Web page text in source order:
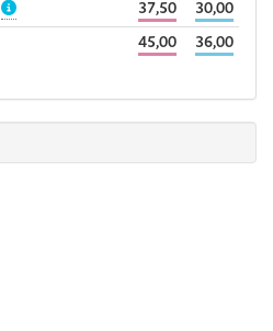
37,50
30,00
45,00 36,00